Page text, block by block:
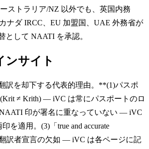
ーストラリア/NZ 以外でも、英国内務
ナダ IRCC、EU 加盟国、UAE 外務省が
として NAATI を承認。
ンサイト
訳を却下する代表的理由。**(1)パスポ
≠ Krith) — iVC は常にパスポートのロ
印が署名に重なっていない — iVC
を適用。(3)「true and accurate
訳者宣言の欠如 — iVC は各ページに記